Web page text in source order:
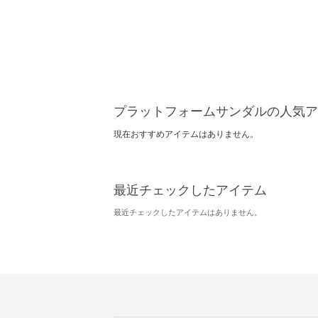
プラットフォームサンダルの人気
現在おすすめアイテムはありません。
最近チェックしたアイテム
最近チェックしたアイテムはありません。